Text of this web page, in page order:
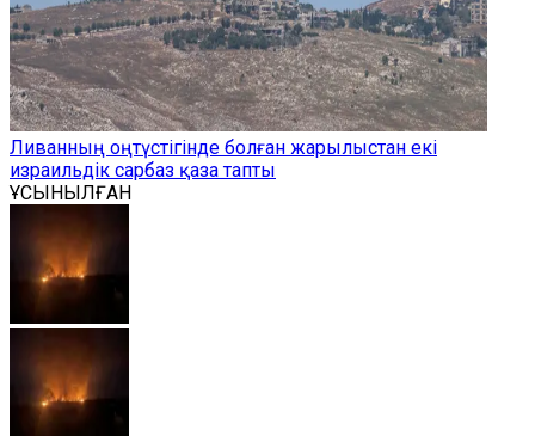
Ливанның оңтүстігінде болған жарылыстан екі
израильдік сарбаз қаза тапты
ҰСЫНЫЛҒАН